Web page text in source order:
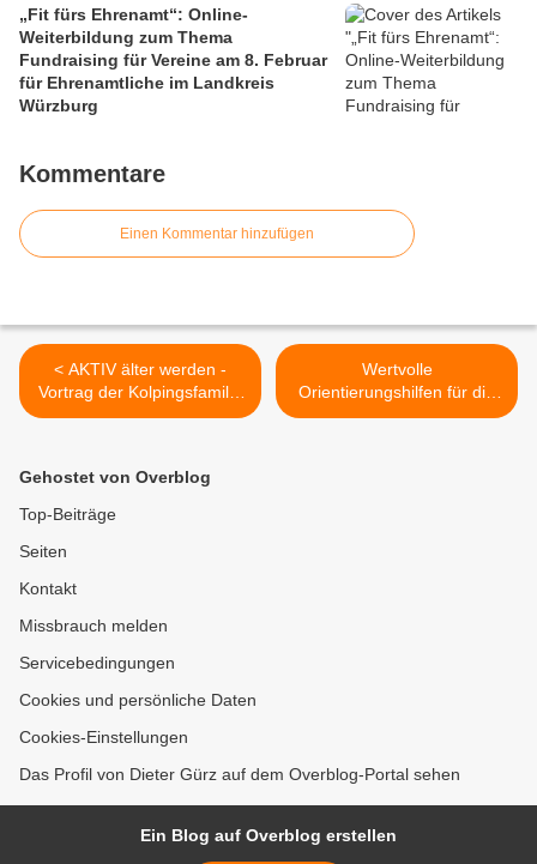
„Fit fürs Ehrenamt“: Online-
Weiterbildung zum Thema
Fundraising für Vereine am 8. Februar
für Ehrenamtliche im Landkreis
Würzburg
Kommentare
Einen Kommentar hinzufügen
< AKTIV älter werden -
Vortrag der Kolpingsfamilie
mit Dr. Elisabeth Jentschke
Wertvolle
Orientierungshilfen für die
Berufswahl -
Gehostet von Overblog
Top-Beiträge
Seiten
Kontakt
Missbrauch melden
Servicebedingungen
Cookies und persönliche Daten
Cookies-Einstellungen
Das Profil von Dieter Gürz auf dem Overblog-Portal sehen
Ein Blog auf Overblog erstellen